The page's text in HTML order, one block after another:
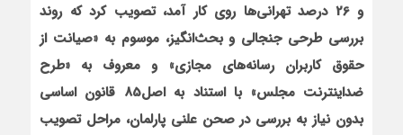
و 26 درصد تهراني‌ها روي كار آمد، تصويب كرد كه روند
بررسي طرحي جنجالي و بحث‌انگيز، موسوم به «صيانت از
حقوق كاربران رسانه‌هاي مجازي» و معروف به «طرح
ضداينترنت مجلس» با استناد به اصل85 قانون اساسي
بدون نياز به بررسي در صحن علني پارلمان، مراحل تصويب